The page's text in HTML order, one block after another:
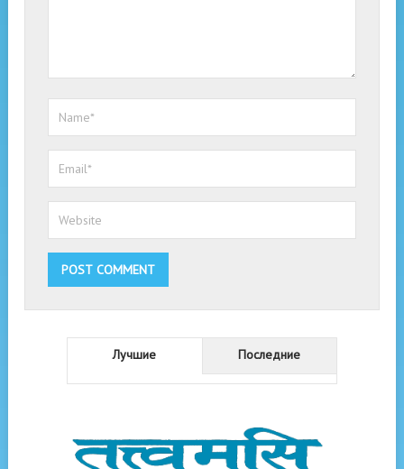
Лучшие Последние